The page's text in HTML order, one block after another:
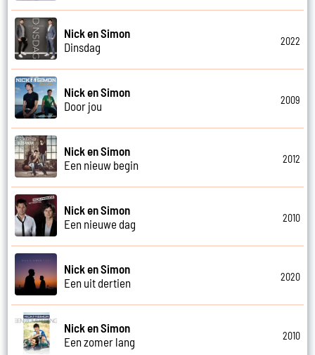
Nick en Simon
Dinsdag
2022
Nick en Simon
Door jou
2009
Nick en Simon
Een nieuw begin
2012
Nick en Simon
Een nieuwe dag
2010
Nick en Simon
Een uit dertien
2020
Nick en Simon
Een zomer lang
2010